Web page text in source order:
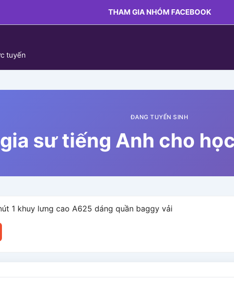
THAM GIA NHÓM FACEBOOK
tuyến
ĐANG TUYỂN SINH
sư tiếng Anh cho
1 khuy lưng cao A625 dáng quần baggy vải